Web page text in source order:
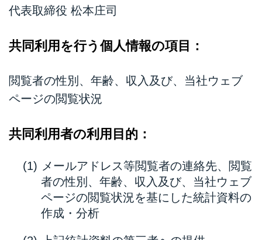
代表取締役 松本庄司
共同利用を行う個人情報の項目：
閲覧者の性別、年齢、収入及び、当社ウェブ
ページの閲覧状況
共同利用者の利用目的：
メールアドレス等閲覧者の連絡先、閲覧
者の性別、年齢、収入及び、当社ウェブ
ページの閲覧状況を基にした統計資料の
作成・分析